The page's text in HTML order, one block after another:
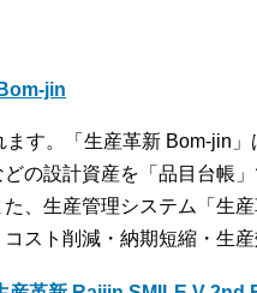
jin
す。「生産革新 Bom-jin
の設計資産を「品目台帳
、生産管理システム「生
スト削減・納期短縮・生産